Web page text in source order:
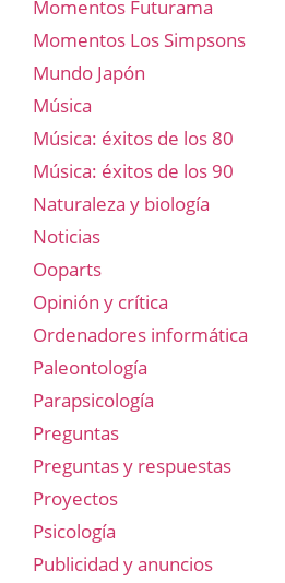
Momentos Futurama
Momentos Los Simpsons
Mundo Japón
Música
Música: éxitos de los 80
Música: éxitos de los 90
Naturaleza y biología
Noticias
Ooparts
Opinión y crítica
Ordenadores informática
Paleontología
Parapsicología
Preguntas
Preguntas y respuestas
Proyectos
Psicología
Publicidad y anuncios